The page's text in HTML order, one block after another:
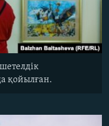
қойылған.